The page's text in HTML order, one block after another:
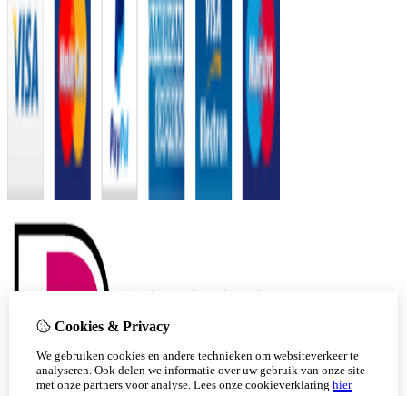
Cookies & Privacy
We gebruiken cookies en andere technieken om websiteverkeer te
analyseren. Ook delen we informatie over uw gebruik van onze site
met onze partners voor analyse. Lees onze cookieverklaring hier